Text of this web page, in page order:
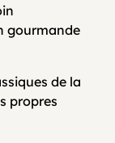
gourmande
de la
propres